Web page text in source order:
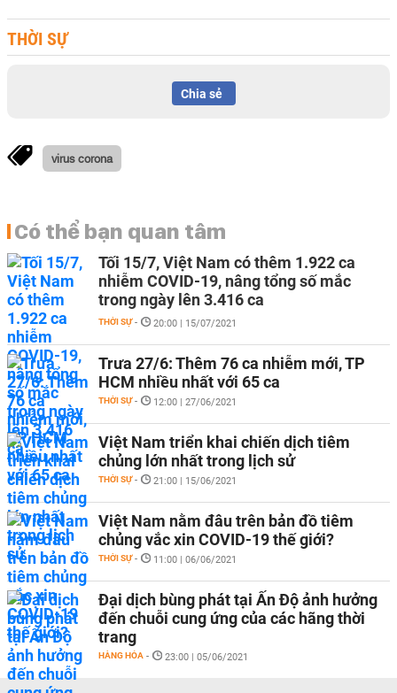
THỜI SỰ
Chia sẻ
virus corona
Có thể bạn quan tâm
Tối 15/7, Việt Nam có thêm 1.922 ca
nhiễm COVID-19, nâng tổng số mắc
trong ngày lên 3.416 ca
THỜI SỰ - 20:00 | 15/07/2021
Trưa 27/6: Thêm 76 ca nhiễm mới, TP
HCM nhiều nhất với 65 ca
THỜI SỰ - 12:00 | 27/06/2021
Việt Nam triển khai chiến dịch tiêm
chủng lớn nhất trong lịch sử
THỜI SỰ - 21:00 | 15/06/2021
Việt Nam nằm đâu trên bản đồ tiêm
chủng vắc xin COVID-19 thế giới?
THỜI SỰ - 11:00 | 06/06/2021
Đại dịch bùng phát tại Ấn Độ ảnh hưởng
đến chuỗi cung ứng của các hãng thời
trang
HÀNG HÓA - 23:00 | 05/06/2021